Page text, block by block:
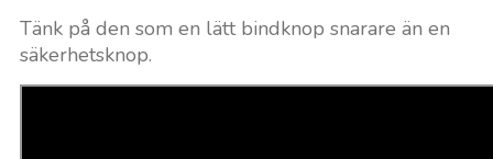
Tänk på den som en lätt bindknop snarare än en
säkerhetsknop.